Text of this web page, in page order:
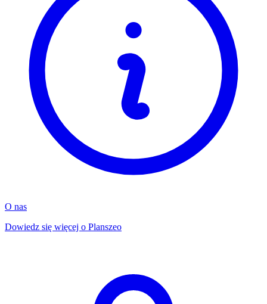
O nas
Dowiedz się więcej o Planszeo